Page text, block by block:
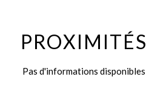
PROXIMITÉS
Pas d'informations disponibles